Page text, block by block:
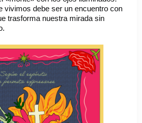
vivimos debe ser un encuentro con
trasforma nuestra mirada sin